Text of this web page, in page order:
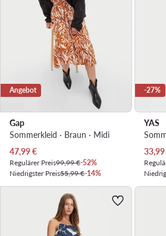
Angebot
Gap
Sommerkleid · Braun · Midi
Aktueller Preis
47,99€
Regulärer Preis99,99 €-52%
Niedrigster Preis55,99 €-14%
-27%
YAS
33,99